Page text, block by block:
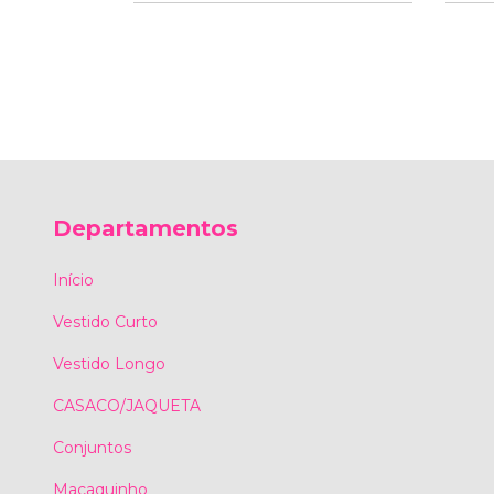
Departamentos
Início
Vestido Curto
Vestido Longo
CASACO/JAQUETA
Conjuntos
Macaquinho